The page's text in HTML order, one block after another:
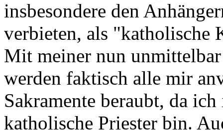
insbesondere den
verbieten, als "katholische
Mit meiner nun
werden faktisch alle mir
Sakramente beraubt, da
katholische Priester bin.